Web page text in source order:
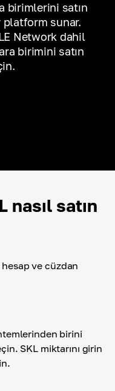
birimlerini satın
platform sunar.
Network dahil
birimini satın
nasıl satın
ve cüzdan
birini
SKL miktarını girin